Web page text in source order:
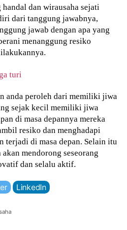
dan wirausaha sejati
dari tanggung jawabnya,
jawab dengan apa yang
menanggung resiko
turi
anda peroleh dari memiliki jiwa
sejak kecil memiliki jiwa
di masa depannya mereka
resiko dan menghadapi
terjadi di masa depan. Selain itu
mendorong seseorang
dan selalu aktif.
LinkedIn